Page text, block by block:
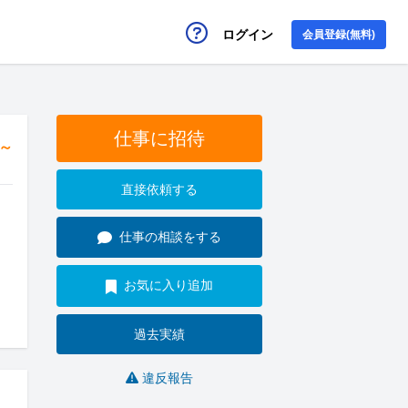
ログイン 会員登録(無料)
仕事に招待
直接依頼する
仕事の相談をする
お気に入り追加
過去実績
違反報告